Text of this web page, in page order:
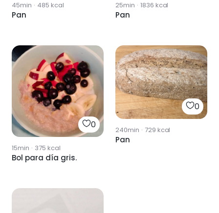
45min · 485 kcal
Pan
25min · 1836 kcal
Pan
0
15min · 375 kcal
Bol para día gris.
0
240min · 729 kcal
Pan